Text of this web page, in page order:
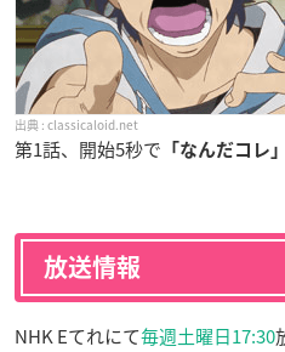
classicaloid.net
第1話、開始5秒で 「なんだコレ」
放送情報
NHK Eてれにて毎週土曜日17:30